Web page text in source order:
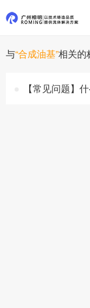
与“合成油基”相关的
【常见问题】